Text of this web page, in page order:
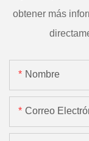
obtener más
Nombre
Correo